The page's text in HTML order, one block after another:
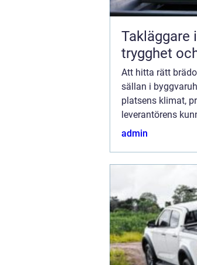
Takläggare i
trygghet
Att hitta rätt
sällan i
platsens klimat,
leverantörens
möts kustvindar
admin